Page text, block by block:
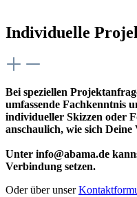
Individuelle
Bei speziellen
umfassende Fachkenntnis
individueller Skizzen oder
anschaulich, wie sich Deine
Unter info@abama.de
Verbindung setzen.
Oder über unser